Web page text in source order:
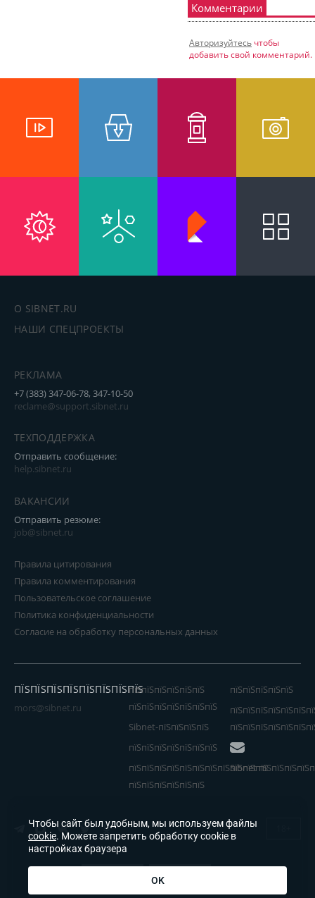
Комментарии
Авторизуйтесь чтобы
добавить свой комментарий.
О SIBNET.RU
НАШИ СПЕЦПРОЕКТЫ
РЕКЛАМА
+7 (383) 347-06-78, 347-10-50
reclame@support.sibnet.ru
ТЕХПОДДЕРЖКА
Отправить сообщение:
help.sibnet.ru
ВАКАНСИИ
Отправить резюме:
job@sibnet.ru
Правила цитирования
Правила комментирования
Пользовательское соглашение
Политика конфиденциальности
Согласие на обработку персональных данных
ПЇЅПЇЅПЇЅПЇЅПЇЅПЇЅПЇЅПЇЅ
mors@sibnet.ru
пїЅпїЅпїЅпїЅпїЅпїЅ
пїЅпїЅпїЅпїЅпїЅпїЅпїЅ
Sibnet-пїЅпїЅпїЅпїЅ
пїЅпїЅпїЅпїЅпїЅ
пїЅпїЅпїЅпїЅпїЅпїЅпїЅ
пїЅпїЅпїЅпїЅпїЅпїЅпїЅпїЅпїЅпїЅпїЅ
пїЅпїЅпїЅпїЅпїЅпїЅ
Sibnet
Чтобы сайт был удобным, мы используем файлы
cookie. Можете запретить обработку cookie в
настройках браузера
OK